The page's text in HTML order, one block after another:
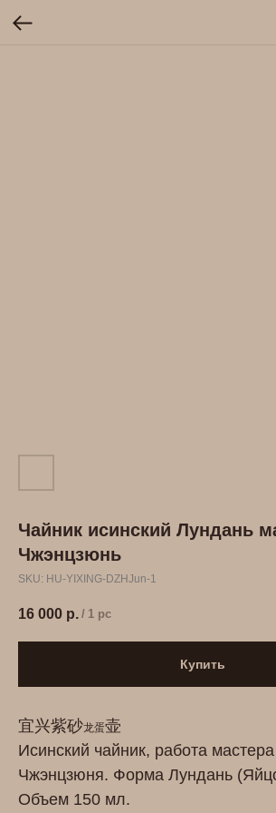
Чайник исинский Лундань
Чжэнцзюнь
SKU: HU-YIXING-DZHJun-1
16 000 р. / 1 pc
Купить
宜兴紫砂龙蛋壶
Исинский чайник, работа
Чжэнцзюня. Форма Лундань
Объем 150 мл.